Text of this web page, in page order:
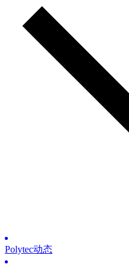
Polytec动态